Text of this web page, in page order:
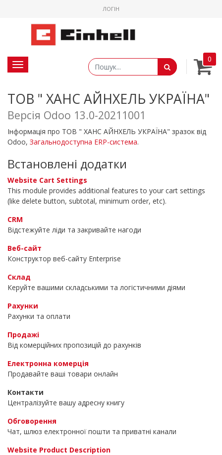
ЛОГІН
0
Toggle navigation
ТОВ " ХАНС АЙНХЕЛЬ УКРАЇНА"
Версія Odoo 13.0-20211001
Інформація про ТОВ " ХАНС АЙНХЕЛЬ УКРАЇНА" зразок від
Odoo, Загальнодоступна ERP-система.
Встановлені додатки
Website Cart Settings
This module provides additional features to your cart settings
(like delete button, subtotal, minimum order, etc).
CRM
Відстежуйте ліди та закривайте нагоди
Веб-сайт
Конструктор веб-сайту Enterprise
Склад
Керуйте вашими складськими та логістичними діями
Рахунки
Рахунки та оплати
Продажі
Від комерційних пропозицій до рахунків
Електронна комерція
Продавайте ваші товари онлайн
Контакти
Централізуйте вашу адресну книгу
Обговорення
Чат, шлюз електронної пошти та приватні канали
Website Product Description